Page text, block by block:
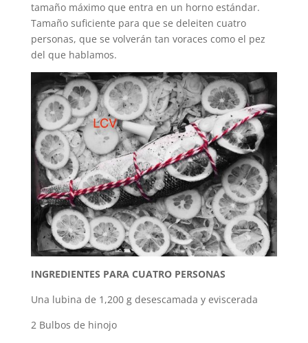
tamaño máximo que entra en un horno estándar.
Tamaño suficiente para que se deleiten cuatro
personas, que se volverán tan voraces como el pez
del que hablamos.
INGREDIENTES PARA CUATRO PERSONAS
Una lubina de 1,200 g desescamada y eviscerada
2 Bulbos de hinojo